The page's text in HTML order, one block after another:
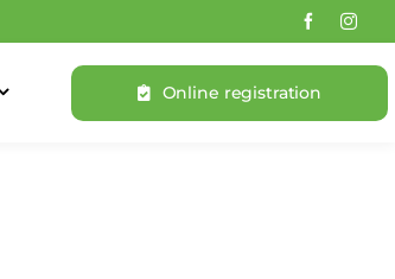
Online registration